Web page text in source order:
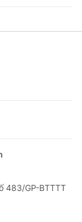
483/GP-BTTTT